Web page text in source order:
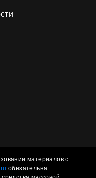
материалов с
обезательна.